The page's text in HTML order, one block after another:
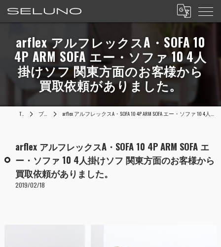
arflex アルフレックスA・SOFA 10
4P ARM SOFA エー・ソファ 10 4人
掛けソフ 関東方面のお客様から
買取依頼がありました。
TOP ブログ arflex アルフレックスA・SOFA 10 4P ARM SOFA エー・ソファ 10 4人掛けソフ 関東方面のお客様から買取依頼がありました。
arflex アルフレックスA・SOFA 10 4P ARM SOFA エ
ー・ソファ 10 4人掛けソフ 関東方面のお客様から
買取依頼がありました。
2019/02/18